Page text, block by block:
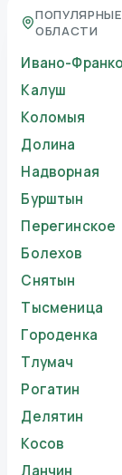
ОБЛАСТИ
Ивано-
Калуш
Коломыя
Долина
Надворная
Бурштын
Перегинское
Болехов
Снятын
Тысменица
Городенка
Тлумач
Рогатин
Делятин
Косов
Ланчин